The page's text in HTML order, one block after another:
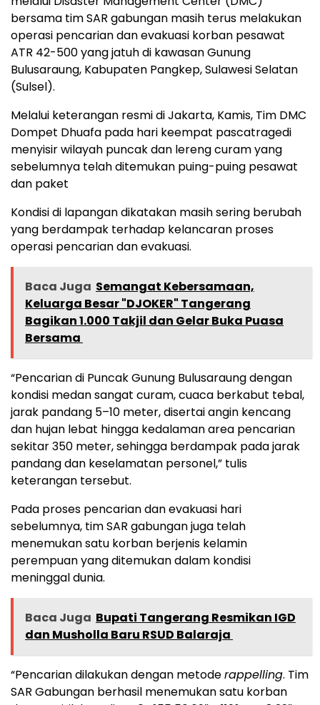
bersama tim SAR gabungan masih terus melakukan
operasi pencarian dan evakuasi korban pesawat
ATR 42-500 yang jatuh di kawasan Gunung
Bulusaraung, Kabupaten Pangkep, Sulawesi Selatan
(Sulsel).
Melalui keterangan resmi di Jakarta, Kamis, Tim DMC
Dompet Dhuafa pada hari keempat pascatragedi
menyisir wilayah puncak dan lereng curam yang
sebelumnya telah ditemukan puing-puing pesawat
dan paket
Kondisi di lapangan dikatakan masih sering berubah
yang berdampak terhadap kelancaran proses
operasi pencarian dan evakuasi.
Baca Juga Semangat Kebersamaan,
Keluarga Besar "DJOKER" Tangerang
Bagikan 1.000 Takjil dan Gelar Buka Puasa
Bersama ‎
“Pencarian di Puncak Gunung Bulusaraung dengan
kondisi medan sangat curam, cuaca berkabut tebal,
jarak pandang 5–10 meter, disertai angin kencang
dan hujan lebat hingga kedalaman area pencarian
sekitar 350 meter, sehingga berdampak pada jarak
pandang dan keselamatan personel,” tulis
keterangan tersebut.
Pada proses pencarian dan evakuasi hari
sebelumnya, tim SAR gabungan juga telah
menemukan satu korban berjenis kelamin
perempuan yang ditemukan dalam kondisi
meninggal dunia.
Baca Juga Bupati Tangerang Resmikan IGD
dan Musholla Baru RSUD Balaraja ‎
“Pencarian dilakukan dengan metoderappelling. Tim
SAR Gabungan berhasil menemukan satu korban